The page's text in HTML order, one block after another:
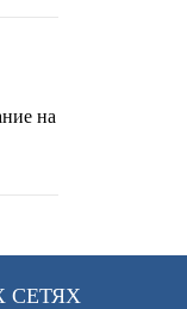
на
СЕТЯХ